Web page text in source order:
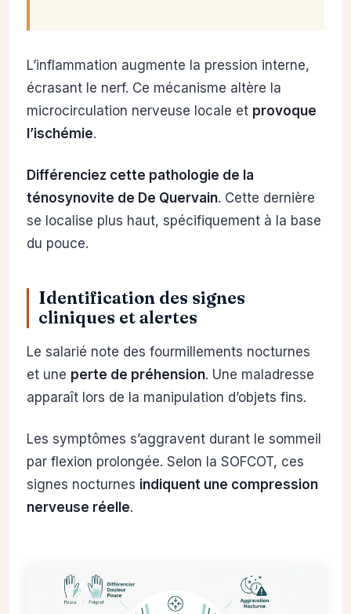
L’inflammation augmente la pression interne,
écrasant le nerf. Ce mécanisme altère la
microcirculation nerveuse locale et provoque
l’ischémie.
Différenciez cette pathologie de la
ténosynovite de De Quervain. Cette dernière
se localise plus haut, spécifiquement à la base
du pouce.
Identification des signes
cliniques et alertes
Le salarié note des fourmillements nocturnes
et une perte de préhension. Une maladresse
apparaît lors de la manipulation d’objets fins.
Les symptômes s’aggravent durant le sommeil
par flexion prolongée. Selon la SOFCOT, ces
signes nocturnes indiquent une compression
nerveuse réelle.